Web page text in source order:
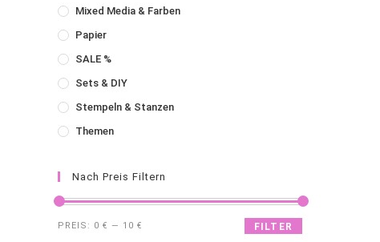
Mixed Media & Farben
Papier
SALE %
Sets & DIY
Stempeln & Stanzen
Themen
Nach Preis Filtern
FILTER
PREIS: 0 € — 10 €